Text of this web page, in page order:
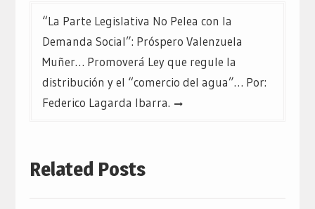
“La Parte Legislativa No Pelea con la
Demanda Social”: Próspero Valenzuela
Muñer… Promoverá Ley que regule la
distribución y el “comercio del agua”… Por:
Federico Lagarda Ibarra.
Related Posts